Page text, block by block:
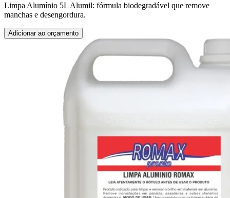
Limpa Alumínio 5L Alumil: fórmula biodegradável que remove
manchas e desengordura.
Adicionar ao orçamento